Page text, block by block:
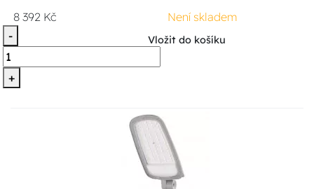
8 392 Kč
Není skladem
-
+
Vložit do košíku